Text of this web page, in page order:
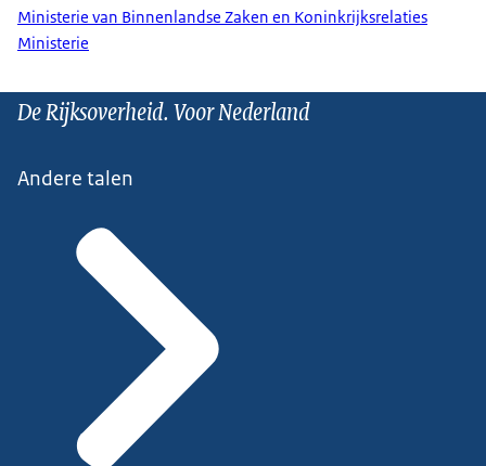
Ministerie van Binnenlandse Zaken en Koninkrijksrelaties
Ministerie
De Rijksoverheid. Voor Nederland
Andere talen